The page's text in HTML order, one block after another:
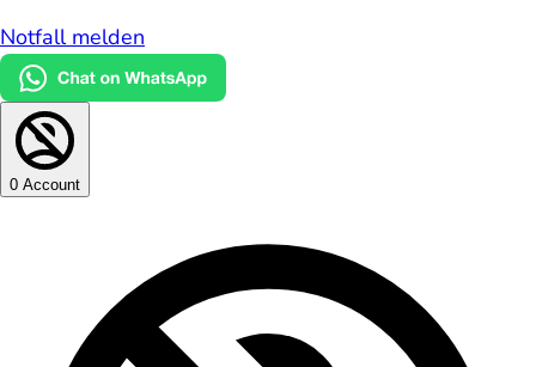
Notfall melden
0 Account